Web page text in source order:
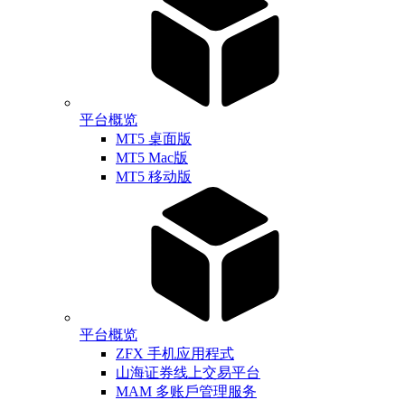
平台概览
MT5 桌面版
MT5 Mac版
MT5 移动版
平台概览
ZFX 手机应用程式
山海证券线上交易平台
MAM 多账戶管理服务